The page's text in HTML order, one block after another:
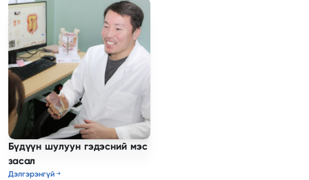
Бүдүүн шулуун гэдэсний мэс
засал
Дэлгэрэнгүй